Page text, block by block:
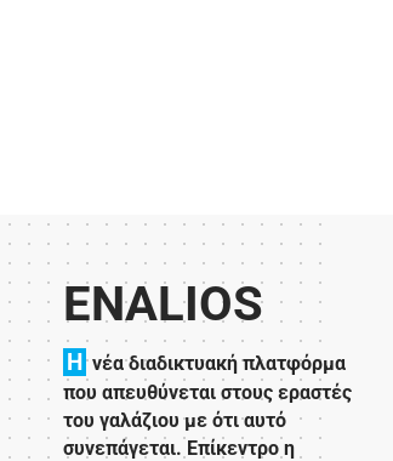
ENALIOS
H νέα διαδικτυακή πλατφόρμα
που απευθύνεται στους εραστές
του γαλάζιου με ότι αυτό
συνεπάγεται. Επίκεντρο η